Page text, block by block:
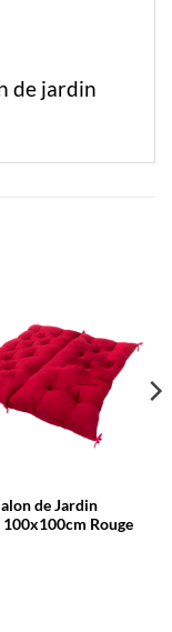
de jardin
de Jardin
Rouge